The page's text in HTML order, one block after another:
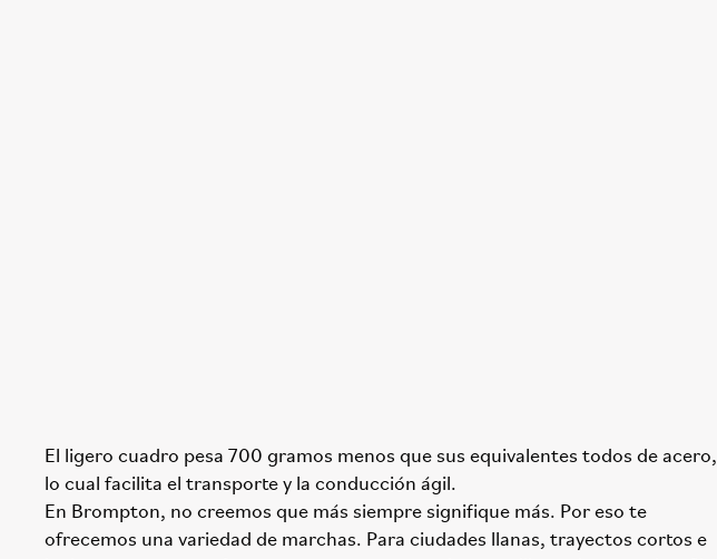
El ligero cuadro pesa 700 gramos menos que sus equivalentes todos de acero,
lo cual facilita el transporte y la conducción ágil.
En Brompton, no creemos que más siempre signifique más. Por eso te
ofrecemos una variedad de marchas. Para ciudades llanas, trayectos cortos e